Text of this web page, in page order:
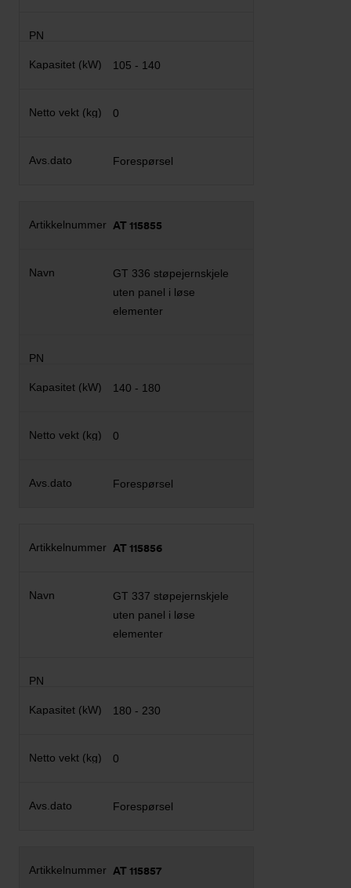
105 - 140
0
Forespørsel
AT 115855
GT 336 støpejernskjele
uten panel i løse
elementer
140 - 180
0
Forespørsel
AT 115856
GT 337 støpejernskjele
uten panel i løse
elementer
180 - 230
0
Forespørsel
AT 115857